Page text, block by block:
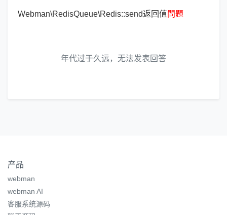
Webman\RedisQueue\Redis::send返回值問題
年代过于久远，无法发表回答
产品
webman
webman AI
客服系统源码